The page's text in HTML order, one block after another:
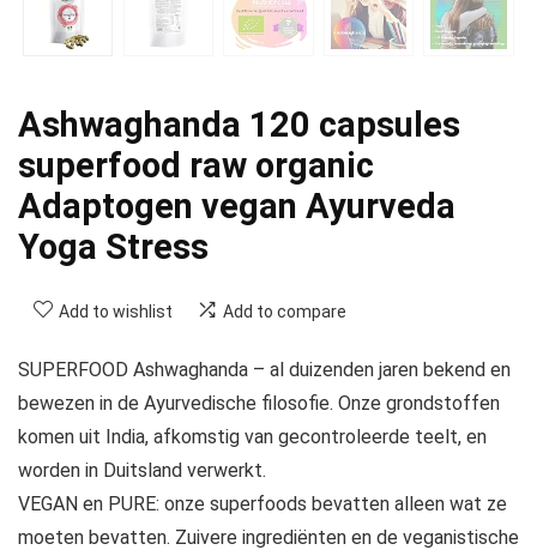
Ashwaghanda 120 capsules
superfood raw organic
Adaptogen vegan Ayurveda
Yoga Stress
Add to wishlist Add to compare
SUPERFOOD Ashwaghanda – al duizenden jaren bekend en
bewezen in de Ayurvedische filosofie. Onze grondstoffen
komen uit India, afkomstig van gecontroleerde teelt, en
worden in Duitsland verwerkt.
VEGAN en PURE: onze superfoods bevatten alleen wat ze
moeten bevatten. Zuivere ingrediënten en de veganistische